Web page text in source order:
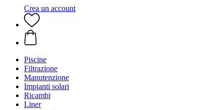
Crea un account
Piscine
Filtrazione
Manutenzione
Impianti solari
Ricambi
Liner